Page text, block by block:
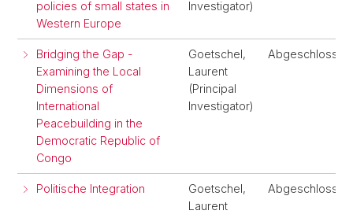
policies of small states in
Western Europe
Investigator)
Bridging the Gap -
Examining the Local
Dimensions of
International
Peacebuilding in the
Democratic Republic of
Congo
Goetschel,
Laurent
(Principal
Investigator)
Abgeschlossen
Politische Integration
Goetschel,
Laurent
Abgeschlossen